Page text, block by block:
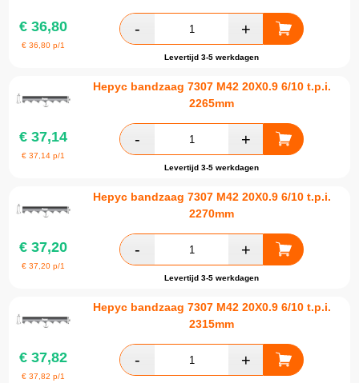
€ 36,80
€36,80 p/1
Levertijd 3-5 werkdagen
Hepyc bandzaag 7307 M42 20X0.9 6/10 t.p.i.
2265mm
€ 37,14
€37,14 p/1
Levertijd 3-5 werkdagen
Hepyc bandzaag 7307 M42 20X0.9 6/10 t.p.i.
2270mm
€ 37,20
€37,20 p/1
Levertijd 3-5 werkdagen
Hepyc bandzaag 7307 M42 20X0.9 6/10 t.p.i.
2315mm
€ 37,82
€37,82 p/1